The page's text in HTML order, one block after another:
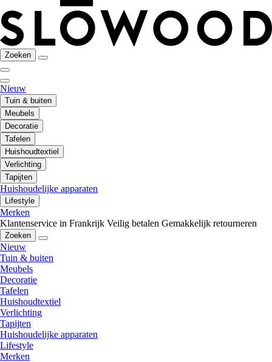
Zoeken
Nieuw
Tuin & buiten
Meubels
Decoratie
Tafelen
Huishoudtextiel
Verlichting
Tapijten
Huishoudelijke apparaten
Lifestyle
Merken
Klantenservice in Frankrijk Veilig betalen Gemakkelijk retourneren
Zoeken
Nieuw
Tuin & buiten
Meubels
Decoratie
Tafelen
Huishoudtextiel
Verlichting
Tapijten
Huishoudelijke apparaten
Lifestyle
Merken